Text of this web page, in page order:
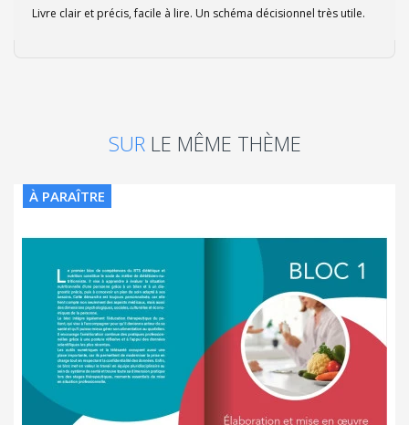
Livre clair et précis, facile à lire. Un schéma décisionnel très utile.
SUR LE MÊME THÈME
À PARAÎTRE